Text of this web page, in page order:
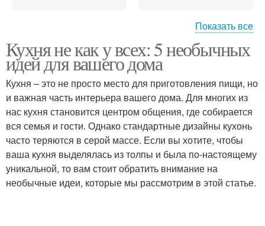
Идеи для инсталляций Идеи для украшения
Оригинальные идеи Идеи для освещения
Нестандартные идеи Креативные идеи
Показать все
Кухня не как у всех: 5 необычных
идей для вашего дома
Кухня – это не просто место для приготовления пищи, но
и важная часть интерьера вашего дома. Для многих из
нас кухня становится центром общения, где собирается
вся семья и гости. Однако стандартные дизайны кухонь
часто теряются в серой массе. Если вы хотите, чтобы
ваша кухня выделялась из толпы и была по-настоящему
уникальной, то вам стоит обратить внимание на
необычные идеи, которые мы рассмотрим в этой статье.